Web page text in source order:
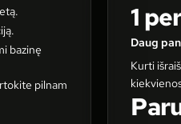
bazinę
pilnam
1
Daug
Kurti